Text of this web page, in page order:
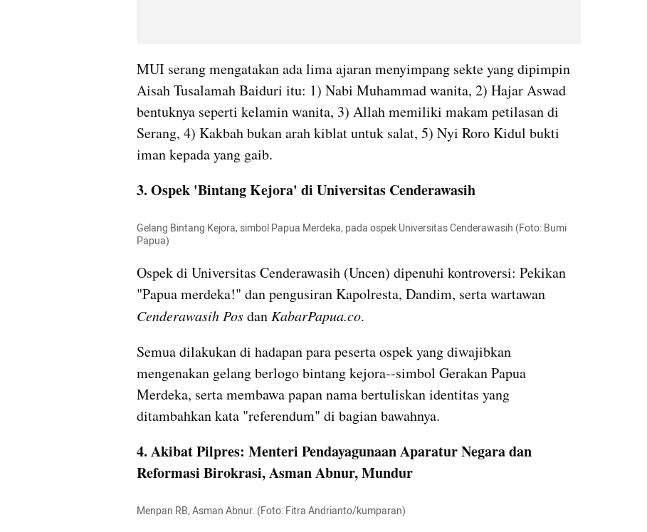
MUI serang mengatakan ada lima ajaran menyimpang sekte yang dipimpin
Aisah Tusalamah Baiduri itu: 1) Nabi Muhammad wanita, 2) Hajar Aswad
bentuknya seperti kelamin wanita, 3) Allah memiliki makam petilasan di
Serang, 4) Kakbah bukan arah kiblat untuk salat, 5) Nyi Roro Kidul bukti
iman kepada yang gaib.
3. Ospek 'Bintang Kejora' di Universitas Cenderawasih
Gelang Bintang Kejora, simbol Papua Merdeka, pada ospek Universitas Cenderawasih (Foto: Bumi
Papua)
Ospek di Universitas Cenderawasih (Uncen) dipenuhi kontroversi: Pekikan
Cenderawasih Posdan KabarPapua.co.
Semua dilakukan di hadapan para peserta ospek yang diwajibkan
mengenakan gelang berlogo bintang kejora--simbol Gerakan Papua
Merdeka, serta membawa papan nama bertuliskan identitas yang
ditambahkan kata "referendum" di bagian bawahnya.
4. Akibat Pilpres: Menteri Pendayagunaan Aparatur Negara dan
Reformasi Birokrasi, Asman Abnur, Mundur
Menpan RB, Asman Abnur. (Foto: Fitra Andrianto/kumparan)